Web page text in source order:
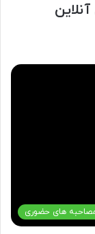
های حضوری